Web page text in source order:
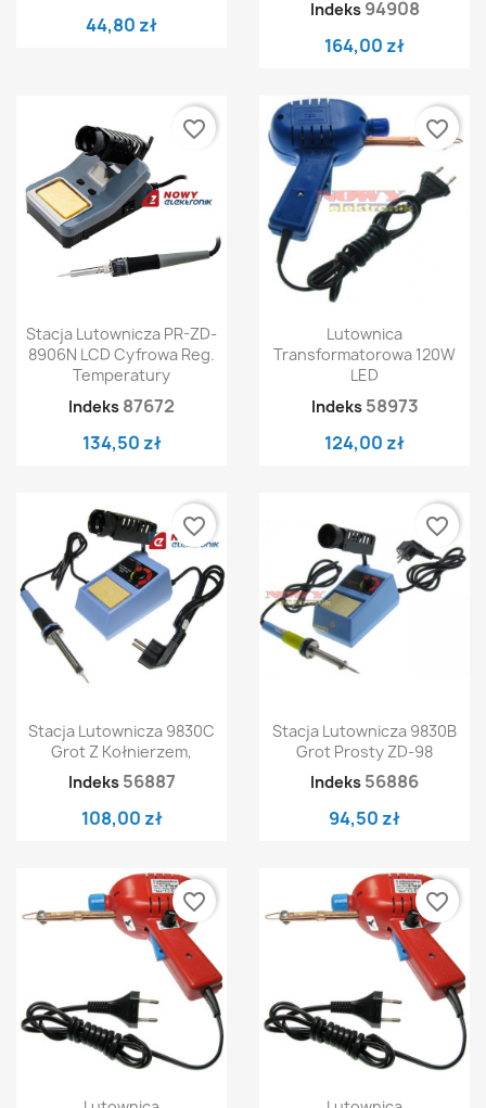
44,80 zł
Indeks 94908
164,00 zł
Stacja Lutownicza PR-ZD-
8906N LCD Cyfrowa Reg.
Temperatury
Indeks 87672
134,50 zł
favorite_border
Lutownica
Transformatorowa 120W
LED
Indeks 58973
124,00 zł
favorite_border
Stacja Lutownicza 9830C
Grot Z Kołnierzem,
Indeks 56887
108,00 zł
favorite_border
Stacja Lutownicza 9830B
Grot Prosty ZD-98
Indeks 56886
94,50 zł
favorite_border
favorite_border favorite_border